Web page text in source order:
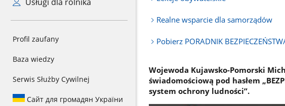
Profil zaufany
Baza wiedzy
Serwis Służby Cywilnej
Сайт для громадян України
Realne wsparcie dla samorządów
Pobierz PORADNIK
Wojewoda Kujawsko-Pomorski
świadomościową pod hasłem
system ochrony ludności”.